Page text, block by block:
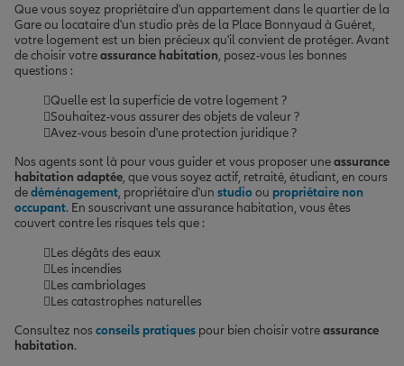
Que vous soyez propriétaire d'un appartement dans le quartier de la
Gare ou locataire d'un studio près de la Place Bonnyaud à Guéret,
votre logement est un bien précieux qu'il convient de protéger. Avant
de choisir votreassurance habitation, posez-vous les bonnes
questions :
Quelle est la superficie de votre logement ?
Souhaitez-vous assurer des objets de valeur ?
Avez-vous besoin d'une protection juridique ?
Nos agents sont là pour vous guider et vous proposer uneassurance
habitation adaptée, que vous soyez actif, retraité, étudiant, en cours
dedéménagement, propriétaire d'un studioou propriétaire non
occupant. En souscrivant une assurance habitation, vous êtes
couvert contre les risques tels que :
Les dégâts des eaux
Les incendies
Les cambriolages
Les catastrophes naturelles
Consultez nos conseils pratiques pour bien choisir votreassurance
habitation.